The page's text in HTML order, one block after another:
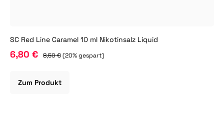
SC Red Line Caramel 10 ml Nikotinsalz Liquid
6,80 € 8,50 €(20% gespart)
Zum Produkt